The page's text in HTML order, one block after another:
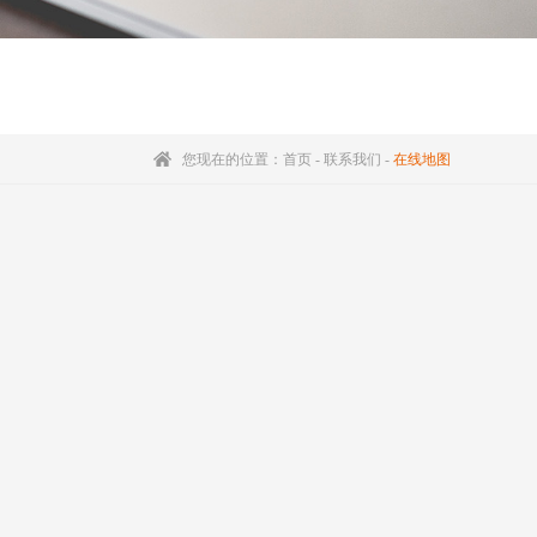
您现在的位置： 首页 - 联系我们 - 在线地图